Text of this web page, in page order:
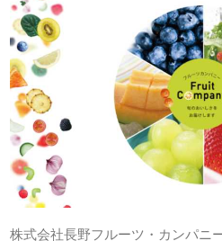
株式会社長野フルーツ・カンパニ